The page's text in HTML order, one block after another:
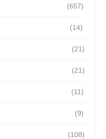
(657)
(14)
(21)
(21)
(11)
(9)
(108)